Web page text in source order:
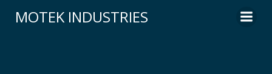
to
MOTEK INDUSTRIES